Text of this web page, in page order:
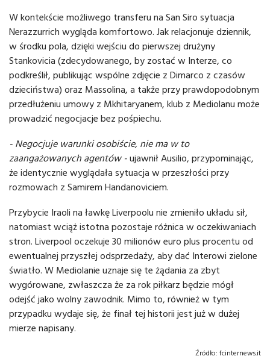
W kontekście możliwego transferu na San Siro sytuacja
Nerazzurrich wygląda komfortowo. Jak relacjonuje dziennik,
w środku pola, dzięki wejściu do pierwszej drużyny
Stankovicia (zdecydowanego, by zostać w Interze, co
podkreślił, publikując wspólne zdjęcie z Dimarco z czasów
dzieciństwa) oraz Massolina, a także przy prawdopodobnym
przedłużeniu umowy z Mkhitaryanem, klub z Mediolanu może
prowadzić negocjacje bez pośpiechu.
- Negocjuje warunki osobiście, nie ma w to
zaangażowanych agentów -ujawnił Ausilio, przypominając,
że identycznie wyglądała sytuacja w przeszłości przy
rozmowach z Samirem Handanoviciem.
Przybycie Iraoli na ławkę Liverpoolu nie zmieniło układu sił,
natomiast wciąż istotna pozostaje różnica w oczekiwaniach
stron. Liverpool oczekuje 30 milionów euro plus procentu od
ewentualnej przyszłej odsprzedaży, aby dać Interowi zielone
światło. W Mediolanie uznaje się te żądania za zbyt
wygórowane, zwłaszcza że za rok piłkarz będzie mógł
odejść jako wolny zawodnik. Mimo to, również w tym
przypadku wydaje się, że finał tej historii jest już w dużej
mierze napisany.
Źródło: fcinternews.it